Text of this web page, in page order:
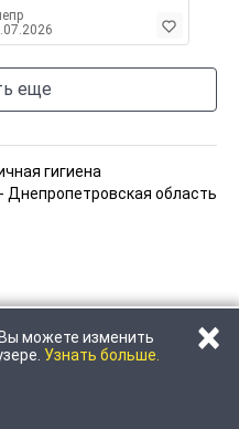
еще
гигиена
Днепропетровская область
можете изменить
Узнать больше. ×
НАПИСАТЬ